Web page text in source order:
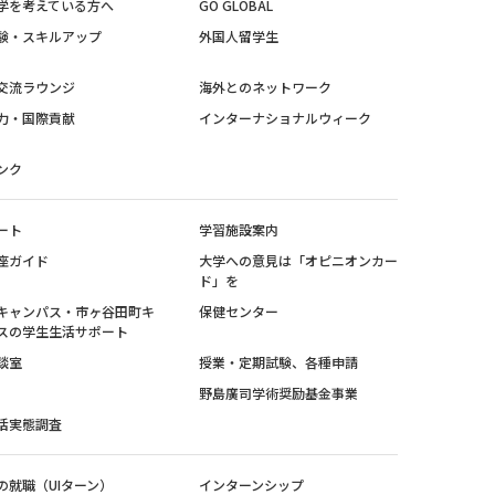
を考えている方へ
GO GLOBAL
・スキルアップ
外国人留学生
流ラウンジ
海外とのネットワーク
・国際貢献
インターナショナルウィーク
ク
ト
学習施設案内
ガイド
大学への意見は「オピニオンカー
ド」を
ャンパス・市ヶ谷田町キ
の学生生活サポート
保健センター
室
授業・定期試験、各種申請
野島廣司学術奨励基金事業
実態調査
就職（UIターン） インターンシップ